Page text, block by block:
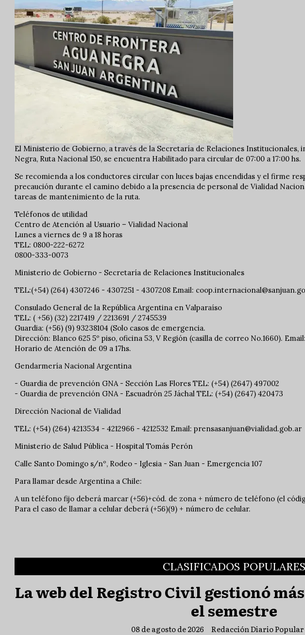
El Ministerio de Gobierno, a través de la Secretaría de Relaciones Institucionales,
Negra, Ruta Nacional 150, se encuentra Habilitado para circular de 07:00 a 17:00 hs.
Se recomienda a los conductores circular con luces bajas encendidas y el firme
precaución durante el camino debido a la presencia de personal de Vialidad
tareas de mantenimiento de la ruta.
Teléfonos de utilidad
Centro de Atención al Usuario – Vialidad Nacional
Lunes a viernes de 9 a 18 horas
TEL: 0800-222-6272
0800-333-0073
Ministerio de Gobierno - Secretaría de Relaciones Institucionales
TEL:(+54) (264) 4307246 - 4307251 - 4307208 Email:
Consulado General de la República Argentina en Valparaíso
TEL: ( +56) (32) 2217419 / 2213691 / 2745539
Guardia: (+56) (9) 93238104 (Solo casos de emergencia.
Dirección: Blanco 625 5º piso, oficina 53, V Región (casilla de correo No.1660). Email:
Horario de Atención de 09 a 17hs.
Gendarmería Nacional Argentina
- Guardia de prevención GNA - Sección Las Flores TEL: (+54) (2647) 497002
- Guardia de prevención GNA - Escuadrón 25 Jáchal TEL: (+54) (2647) 420473
Dirección Nacional de Vialidad
TEL: (+54) (264) 4213534 - 4212966 - 4212532 Email: prensasanjuan@vialidad.gob.ar
Ministerio de Salud Pública - Hospital Tomás Perón
Calle Santo Domingo s/nº, Rodeo - Iglesia - San Juan - Emergencia 107
Para llamar desde Argentina a Chile:
A un teléfono fijo deberá marcar (+56)+cód. de zona + número de teléfono (el
Para el caso de llamar a celular deberá (+56)(9) + número de celular.
CLASIFICADOS POPULARES
La web del Registro Civil gestionó
el semestre
Redacción Diario
08 de agosto de 2026